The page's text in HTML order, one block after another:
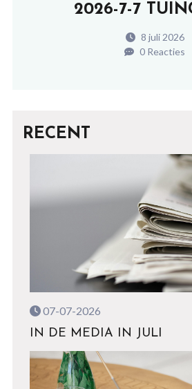
2026-7-7
8 juli 2026
0 Reacties
RECENT
07-07-2026
IN DE MEDIA IN JULI